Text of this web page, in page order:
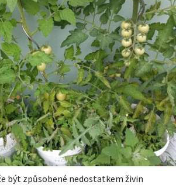
být způsobené nedostatkem živin